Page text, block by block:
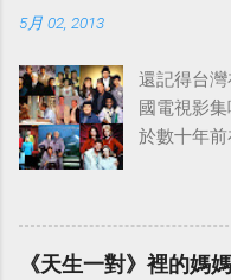
5月 02, 2013
還記得台
國電視影
於數十年前
「愛之船
是在1977
ABC頻道
《天生一對》裡的媽